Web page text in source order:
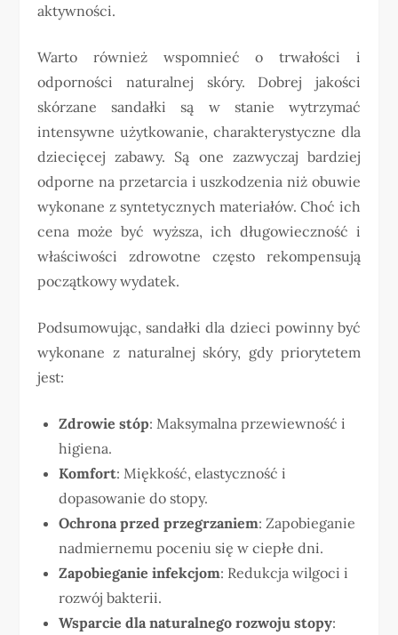
aktywności.
Warto również wspomnieć o trwałości i
odporności naturalnej skóry. Dobrej jakości
skórzane sandałki są w stanie wytrzymać
intensywne użytkowanie, charakterystyczne dla
dziecięcej zabawy. Są one zazwyczaj bardziej
odporne na przetarcia i uszkodzenia niż obuwie
wykonane z syntetycznych materiałów. Choć ich
cena może być wyższa, ich długowieczność i
właściwości zdrowotne często rekompensują
początkowy wydatek.
Podsumowując, sandałki dla dzieci powinny być
wykonane z naturalnej skóry, gdy priorytetem
jest:
Zdrowie stóp: Maksymalna przewiewność i
higiena.
Komfort: Miękkość, elastyczność i
dopasowanie do stopy.
Ochrona przed przegrzaniem: Zapobieganie
nadmiernemu poceniu się w ciepłe dni.
Zapobieganie infekcjom: Redukcja wilgoci i
rozwój bakterii.
Wsparcie dla naturalnego rozwoju stopy: